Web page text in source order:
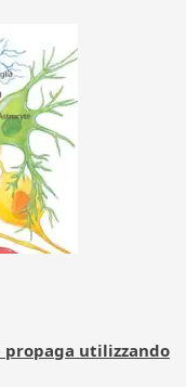
propaga utilizzando